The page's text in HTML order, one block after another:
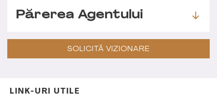
Părerea Agentului
SOLICITĂ VIZIONARE
LINK-URI UTILE